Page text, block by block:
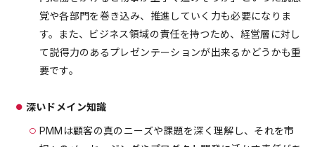
覚や各部門を巻き込み、推進していく力も必要になりま
す。また、ビジネス領域の責任を持つため、経営層に対し
て説得力のあるプレゼンテーションが出来るかどうかも重
要です。
深いドメイン知識
PMMは顧客の真のニーズや課題を深く理解し、それを市